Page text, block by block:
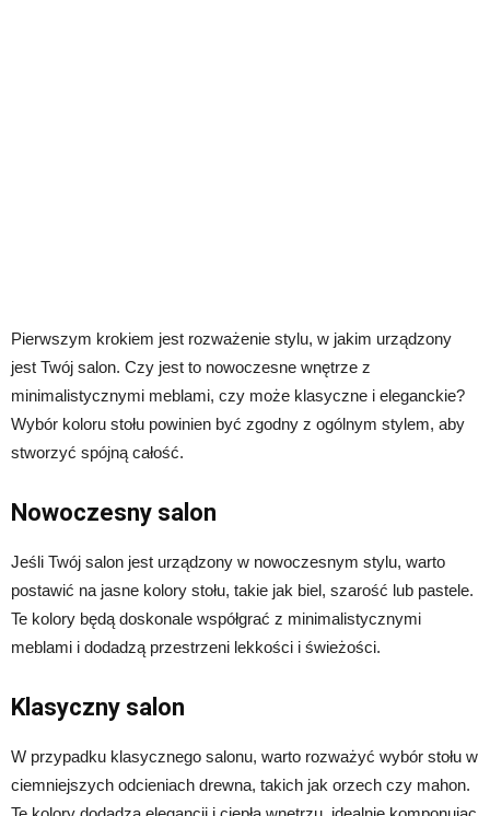
Pierwszym krokiem jest rozważenie stylu, w jakim urządzony
jest Twój salon. Czy jest to nowoczesne wnętrze z
minimalistycznymi meblami, czy może klasyczne i eleganckie?
Wybór koloru stołu powinien być zgodny z ogólnym stylem, aby
stworzyć spójną całość.
Nowoczesny salon
Jeśli Twój salon jest urządzony w nowoczesnym stylu, warto
postawić na jasne kolory stołu, takie jak biel, szarość lub pastele.
Te kolory będą doskonale współgrać z minimalistycznymi
meblami i dodadzą przestrzeni lekkości i świeżości.
Klasyczny salon
W przypadku klasycznego salonu, warto rozważyć wybór stołu w
ciemniejszych odcieniach drewna, takich jak orzech czy mahon.